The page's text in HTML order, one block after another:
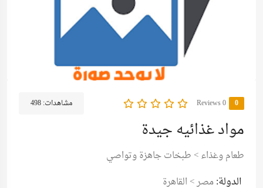
0
0 Reviews مشاهدات:498
مواد غذائيه جيدة
طعام وغذاء> طبخات جاهزة وتواصي
الدولة: مصر> القاهرة